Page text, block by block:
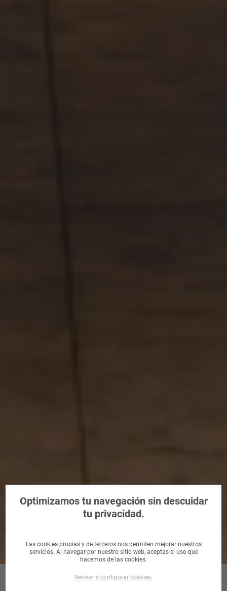
landCo Playa de Puzol
Optimizamos tu navegación sin descuidar
tu privacidad.
Las cookies propias y de terceros nos permiten mejorar nuestros
servicios. Al navegar por nuestro sitio web, aceptas el uso que
hacemos de las cookies.
Revisar y configurar cookies.